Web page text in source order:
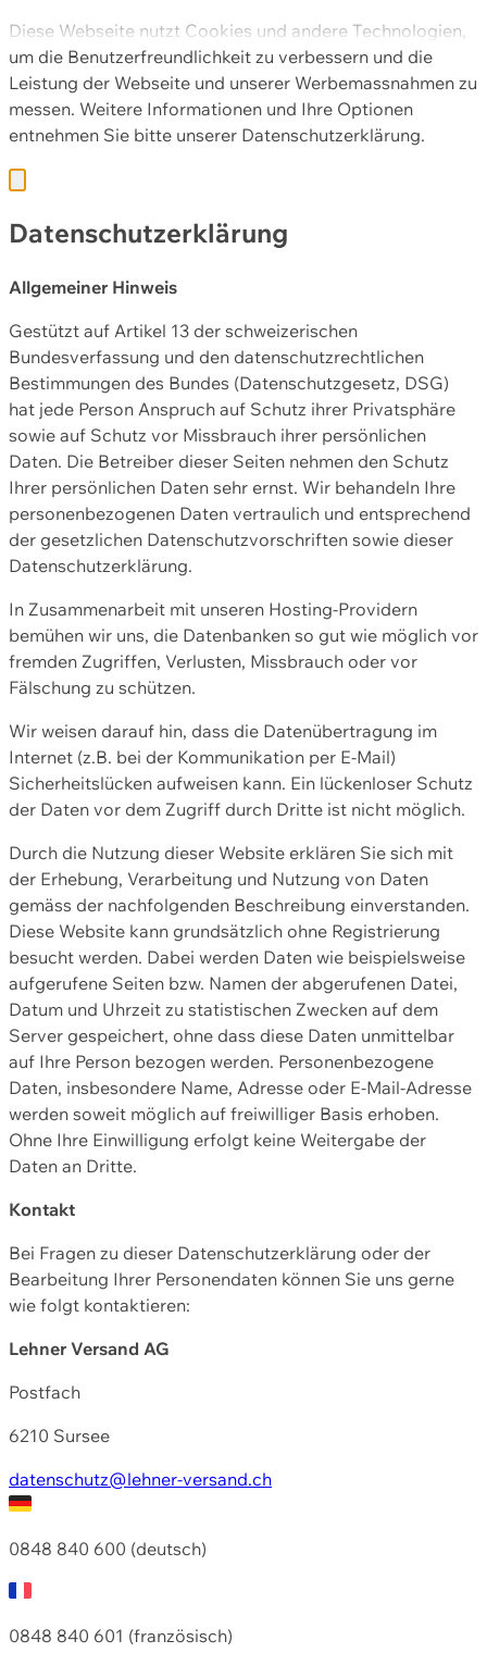
Diese Webseite nutzt Cookies und andere Technologien,
um die Benutzerfreundlichkeit zu verbessern und die
Leistung der Webseite und unserer Werbemassnahmen zu
messen. Weitere Informationen und Ihre Optionen
entnehmen Sie bitte unserer Datenschutzerklärung.
Datenschutzerklärung
Allgemeiner Hinweis
Gestützt auf Artikel 13 der schweizerischen
Bundesverfassung und den datenschutzrechtlichen
Bestimmungen des Bundes (Datenschutzgesetz, DSG)
hat jede Person Anspruch auf Schutz ihrer Privatsphäre
sowie auf Schutz vor Missbrauch ihrer persönlichen
Daten. Die Betreiber dieser Seiten nehmen den Schutz
Ihrer persönlichen Daten sehr ernst. Wir behandeln Ihre
personenbezogenen Daten vertraulich und entsprechend
der gesetzlichen Datenschutzvorschriften sowie dieser
Datenschutzerklärung.
In Zusammenarbeit mit unseren Hosting-Providern
bemühen wir uns, die Datenbanken so gut wie möglich vor
fremden Zugriffen, Verlusten, Missbrauch oder vor
Fälschung zu schützen.
Wir weisen darauf hin, dass die Datenübertragung im
Internet (z.B. bei der Kommunikation per E-Mail)
Sicherheitslücken aufweisen kann. Ein lückenloser Schutz
der Daten vor dem Zugriff durch Dritte ist nicht möglich.
Durch die Nutzung dieser Website erklären Sie sich mit
der Erhebung, Verarbeitung und Nutzung von Daten
gemäss der nachfolgenden Beschreibung einverstanden.
Diese Website kann grundsätzlich ohne Registrierung
besucht werden. Dabei werden Daten wie beispielsweise
aufgerufene Seiten bzw. Namen der abgerufenen Datei,
Datum und Uhrzeit zu statistischen Zwecken auf dem
Server gespeichert, ohne dass diese Daten unmittelbar
auf Ihre Person bezogen werden. Personenbezogene
Daten, insbesondere Name, Adresse oder E-Mail-Adresse
werden soweit möglich auf freiwilliger Basis erhoben.
Ohne Ihre Einwilligung erfolgt keine Weitergabe der
Daten an Dritte.
Kontakt
Bei Fragen zu dieser Datenschutzerklärung oder der
Bearbeitung Ihrer Personendaten können Sie uns gerne
wie folgt kontaktieren:
Lehner Versand AG
Postfach
6210 Sursee
datenschutz@lehner-versand.ch
0848 840 600 (deutsch)
0848 840 601 (französisch)